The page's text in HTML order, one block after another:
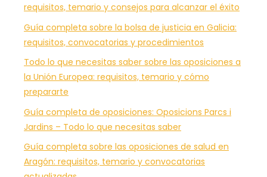
requisitos, temario y consejos para alcanzar el éxito
Guía completa sobre la bolsa de justicia en Galicia:
requisitos, convocatorias y procedimientos
Todo lo que necesitas saber sobre las oposiciones a
la Unión Europea: requisitos, temario y cómo
prepararte
Guía completa de oposiciones: Oposicions Parcs i
Jardins – Todo lo que necesitas saber
Guía completa sobre las oposiciones de salud en
Aragón: requisitos, temario y convocatorias